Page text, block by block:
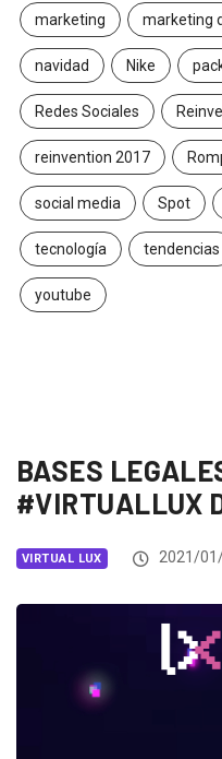
marketing marketing
navidad Nike
Redes Sociales
reinvention 2017
social media Spot
tecnología tendencias
youtube
BASES
#VIRTUALLUX
VIRTUAL LUX 2021/